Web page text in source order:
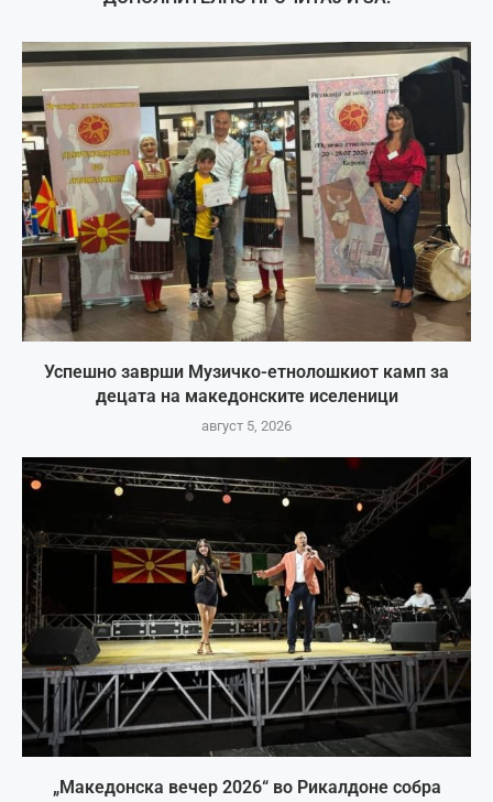
Успешно заврши Музичко-етнолошкиот камп за
децата на македонските иселеници
август 5, 2026
„Македонска вечер 2026“ во Рикалдоне собра